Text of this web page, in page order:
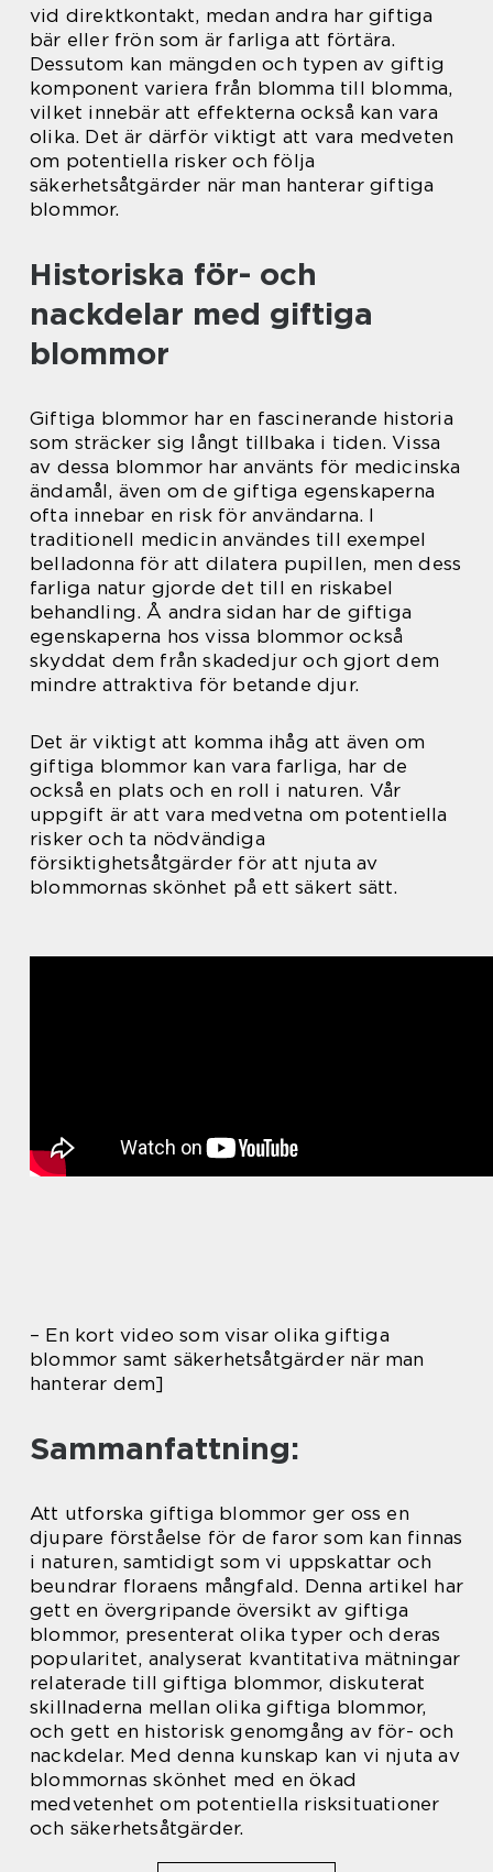
vid direktkontakt, medan andra har giftiga
bär eller frön som är farliga att förtära.
Dessutom kan mängden och typen av giftig
komponent variera från blomma till blomma,
vilket innebär att effekterna också kan vara
olika. Det är därför viktigt att vara medveten
om potentiella risker och följa
säkerhetsåtgärder när man hanterar giftiga
blommor.
Historiska för- och
nackdelar med giftiga
blommor
Giftiga blommor har en fascinerande historia
som sträcker sig långt tillbaka i tiden. Vissa
av dessa blommor har använts för medicinska
ändamål, även om de giftiga egenskaperna
ofta innebar en risk för användarna. I
traditionell medicin användes till exempel
belladonna för att dilatera pupillen, men dess
farliga natur gjorde det till en riskabel
behandling. Å andra sidan har de giftiga
egenskaperna hos vissa blommor också
skyddat dem från skadedjur och gjort dem
mindre attraktiva för betande djur.
Det är viktigt att komma ihåg att även om
giftiga blommor kan vara farliga, har de
också en plats och en roll i naturen. Vår
uppgift är att vara medvetna om potentiella
risker och ta nödvändiga
försiktighetsåtgärder för att njuta av
blommornas skönhet på ett säkert sätt.
– En kort video som visar olika giftiga
blommor samt säkerhetsåtgärder när man
hanterar dem]
Sammanfattning:
Att utforska giftiga blommor ger oss en
djupare förståelse för de faror som kan finnas
i naturen, samtidigt som vi uppskattar och
beundrar floraens mångfald. Denna artikel har
gett en övergripande översikt av giftiga
blommor, presenterat olika typer och deras
popularitet, analyserat kvantitativa mätningar
relaterade till giftiga blommor, diskuterat
skillnaderna mellan olika giftiga blommor,
och gett en historisk genomgång av för- och
nackdelar. Med denna kunskap kan vi njuta av
blommornas skönhet med en ökad
medvetenhet om potentiella risksituationer
och säkerhetsåtgärder.